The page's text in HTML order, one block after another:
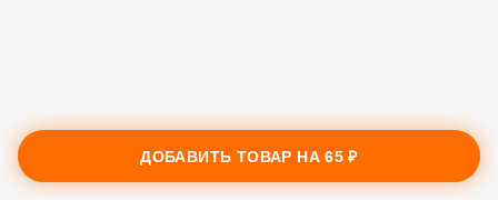
ДОБАВИТЬ ТОВАР НА65 ₽